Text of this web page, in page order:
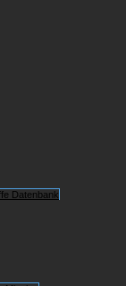
Datenbank